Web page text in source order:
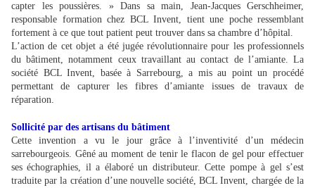
capter les poussières. » Dans sa main, Jean-Jacques Gerschheimer,
responsable formation chez BCL Invent, tient une poche ressemblant
fortement à ce que tout patient peut trouver dans sa chambre d’hôpital.
L’action de cet objet a été jugée révolutionnaire pour les professionnels
du bâtiment, notamment ceux travaillant au contact de l’amiante. La
société BCL Invent, basée à Sarrebourg, a mis au point un procédé
permettant de capturer les fibres d’amiante issues de travaux de
réparation.
Sollicité par des artisans du bâtiment
Cette invention a vu le jour grâce à l’inventivité d’un médecin
sarrebourgeois. Gêné au moment de tenir le flacon de gel pour effectuer
ses échographies, il a élaboré un distributeur. Cette pompe à gel s’est
traduite par la création d’une nouvelle société, BCL Invent, chargée de la